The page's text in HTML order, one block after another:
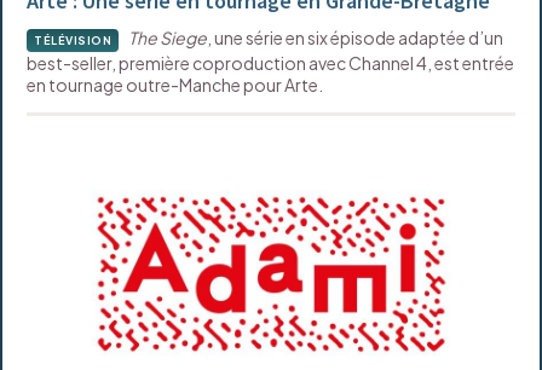
TÉLÉVISION The Siege , une série en six épisode adaptée d’un
best-seller, première coproduction avec Channel 4, est entrée
en tournage outre-Manche pour Arte.